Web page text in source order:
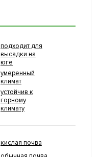
подходит для
высадки на
юге
умеренный
климат
устойчив к
горному
климату
кислая почва